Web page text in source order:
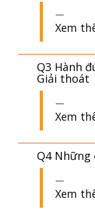
Q2
Xem
Q3 Hành
Giải thoát
Xem